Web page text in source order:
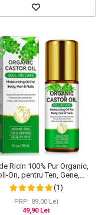
Ricin 100% Pur Organic,
On, pentru Ten, Gene,
Unghii, 30 ml
(1)
PRP: 89,00 Lei
49,90 Lei